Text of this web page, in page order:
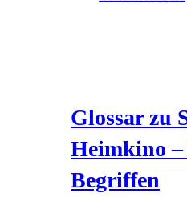
Glossar zu
Heimkino
Begriffen